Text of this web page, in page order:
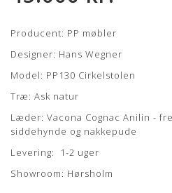
Producent: PP møbler
Designer: Hans Wegner
Model: PP130 Cirkelstolen
Træ: Ask natur
Læder: Vacona Cognac Anilin -
siddehynde og nakkepude
Levering: 1-2 uger
Showroom: Hørsholm